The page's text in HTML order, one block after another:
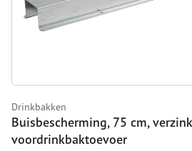
Drinkbakken
Buisbescherming, 75 cm,
voordrinkbaktoevoer